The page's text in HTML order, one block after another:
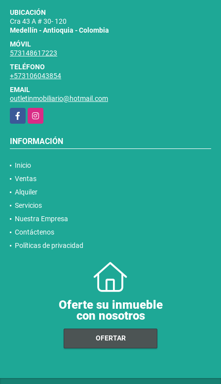
UBICACIÓN
Cra 43 A # 30- 120
Medellín - Antioquia - Colombia
MÓVIL
573148617223
TELÉFONO
+573106043854
EMAIL
outletinmobiliario@hotmail.com
FacebookInstagram
INFORMACIÓN
Inicio
Ventas
Alquiler
Servicios
Nuestra Empresa
Contáctenos
Políticas de privacidad
Oferte su inmueble
con nosotros
OFERTAR